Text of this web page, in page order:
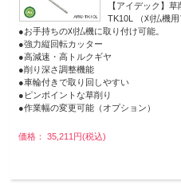
【アイデック】
TK10L （刈払機用
●お手持ちの刈払機に取り付け可能。
●強力縦回転カッター
●高減速・高トルクギヤ
●削り深さ調整機能
●車輪付きで取り回しやすい
●ピンポイントな草削り
●作業幅の変更可能（オプション）
価格： 35,211円(税込)